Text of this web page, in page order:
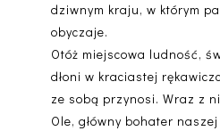
dziwnym kraju, w którym
obyczaje.
Otóż miejscowa ludność,
dłoni w kraciastej
ze sobą przynosi. Wraz z
Ole, główny bohater